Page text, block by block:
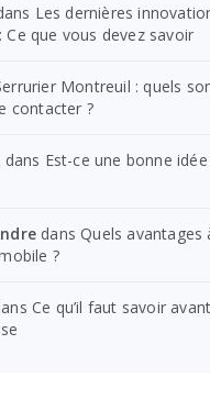
Les dernières
Ce que vous devez savoir
Montreuil : quels
contacter ?
dans Est-ce une bonne idée
dansQuels avantages
?
Ce qu’il faut savoir